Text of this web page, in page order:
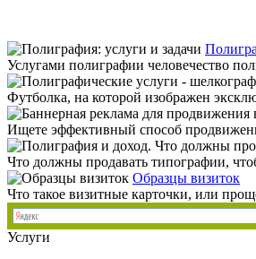
Услугами полиграфии человечество
Футболка, на которой изображен
Ищете эффективный способ
Что должны продавать типографии,
Образцы визиток
Что такое визитные карточки, или
Услуги